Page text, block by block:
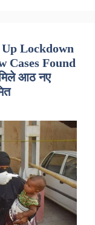
Lockdown
Cases Found
आठ नए